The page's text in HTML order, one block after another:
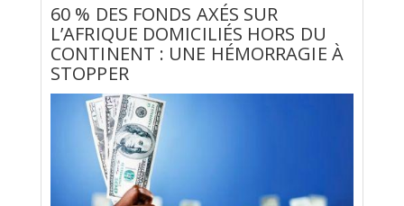
60 % DES FONDS AXÉS SUR
L’AFRIQUE DOMICILIÉS HORS DU
CONTINENT : UNE HÉMORRAGIE À
STOPPER